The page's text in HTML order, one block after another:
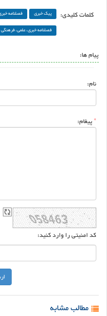
کلمات کلیدی:
پیک خبری
فصلنامه
فصلنامه خبری، علمی،
پیام ها:
نام:
*پیغام:
کد امنیتی را وارد کنید:
مطالب مشابه